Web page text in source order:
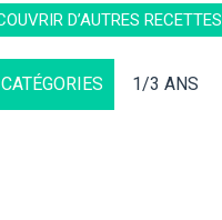
D’AUTRES RECETTES
1/3 ANS